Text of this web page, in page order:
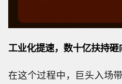
工业化提速，数十亿扶持
在这个过程中，巨头入场